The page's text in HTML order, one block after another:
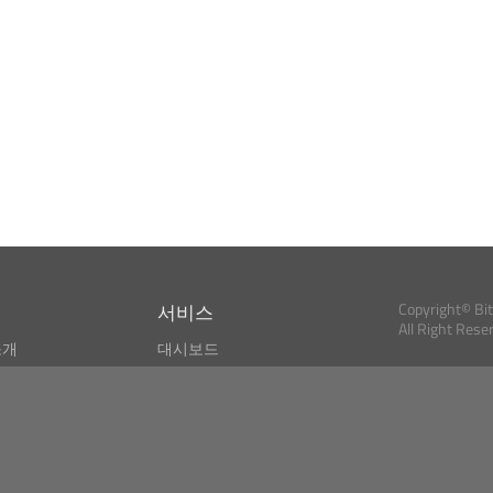
서비스
대시보드
Copyright©
All Right